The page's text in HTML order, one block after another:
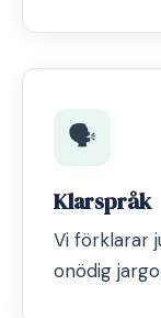
🗣️
Klarspråk
Vi förklarar
onödig